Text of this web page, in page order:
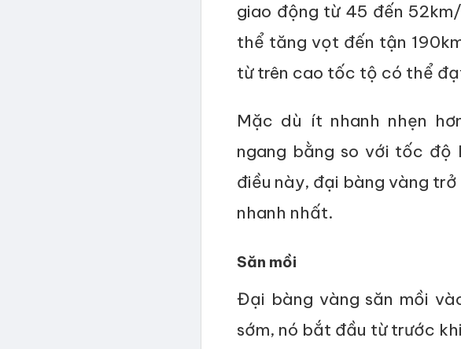
giao động từ 45 đến
thể tăng vọt đến tận
từ trên cao tốc tộ có thể
Mặc dù ít nhanh nhẹn
ngang bằng so với tốc độ
điều này, đại bàng vàng
nhanh nhất.
Săn mồi
Đại bàng vàng săn mồi
sớm, nó bắt đầu từ trước